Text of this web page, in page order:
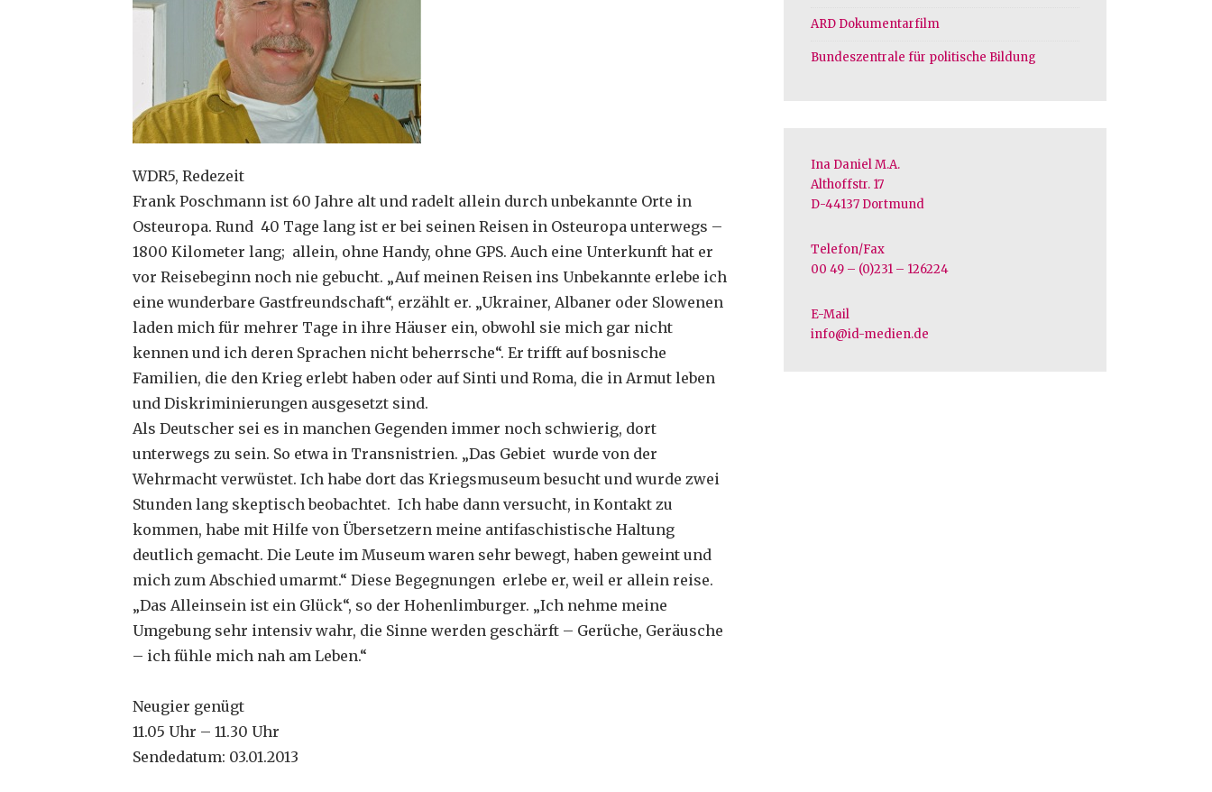
WDR5, Redezeit
Frank Poschmann ist 60 Jahre alt und radelt allein durch unbekannte Orte in
Osteuropa. Rund 40 Tage lang ist er bei seinen Reisen in Osteuropa unterwegs –
1800 Kilometer lang; allein, ohne Handy, ohne GPS. Auch eine Unterkunft hat er
vor Reisebeginn noch nie gebucht. „Auf meinen Reisen ins Unbekannte erlebe ich
eine wunderbare Gastfreundschaft“, erzählt er. „Ukrainer, Albaner oder Slowenen
laden mich für mehrer Tage in ihre Häuser ein, obwohl sie mich gar nicht
kennen und ich deren Sprachen nicht beherrsche“. Er trifft auf bosnische
Familien, die den Krieg erlebt haben oder auf Sinti und Roma, die in Armut leben
und Diskriminierungen ausgesetzt sind.
Als Deutscher sei es in manchen Gegenden immer noch schwierig, dort
unterwegs zu sein. So etwa in Transnistrien. „Das Gebiet wurde von der
Wehrmacht verwüstet. Ich habe dort das Kriegsmuseum besucht und wurde zwei
Stunden lang skeptisch beobachtet. Ich habe dann versucht, in Kontakt zu
kommen, habe mit Hilfe von Übersetzern meine antifaschistische Haltung
deutlich gemacht. Die Leute im Museum waren sehr bewegt, haben geweint und
mich zum Abschied umarmt.“ Diese Begegnungen erlebe er, weil er allein reise.
„Das Alleinsein ist ein Glück“, so der Hohenlimburger. „Ich nehme meine
Umgebung sehr intensiv wahr, die Sinne werden geschärft – Gerüche, Geräusche
– ich fühle mich nah am Leben.“
Neugier genügt
11.05 Uhr – 11.30 Uhr
Sendedatum: 03.01.2013
ARD Dokumentarfilm
Bundeszentrale für politische Bildung
Ina Daniel M.A.
Althoffstr. 17
D-44137 Dortmund
Telefon/Fax
00 49 – (0)231 – 126224
E-Mail
info@id-medien.de